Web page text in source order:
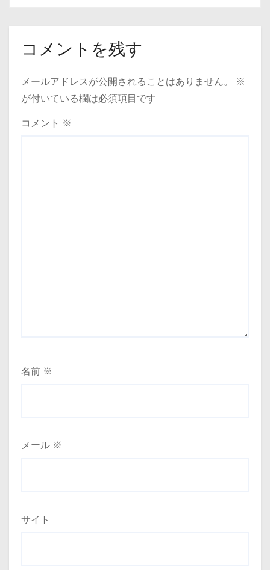
コメントを残す
メールアドレスが公開されることはありません。
※
が付いている欄は必須項目です
コメント ※
名前 ※
メール ※
サイト